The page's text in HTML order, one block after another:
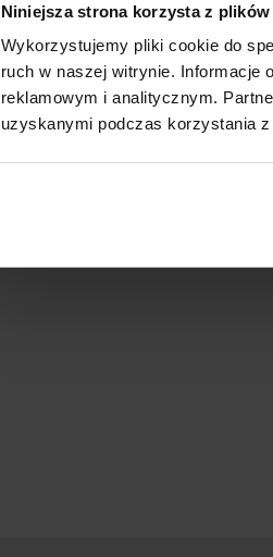
Niniejsza strona korzysta z
Wykorzystujemy pliki cookie do
ruch w naszej witrynie. Informacje
reklamowym i analitycznym.
uzyskanymi podczas korzystania z